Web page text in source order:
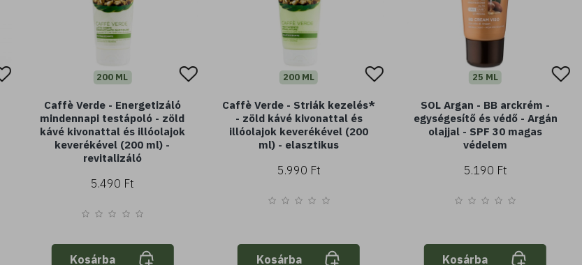
200 ML
Caffè Verde - Energetizáló
mindennapi testápoló - zöld
kávé kivonattal és illóolajok
keverékével (200 ml) -
revitalizáló
5.490 Ft
Kosárba
200 ML
Caffè Verde - Striák kezelés*
- zöld kávé kivonattal és
illóolajok keverékével (200
ml) - elasztikus
5.990 Ft
Kosárba
25 ML
SOL Argan - BB arckrém -
egységesítő és védő - Argán
olajjal - SPF 30 magas
védelem
5.190 Ft
Kosárba